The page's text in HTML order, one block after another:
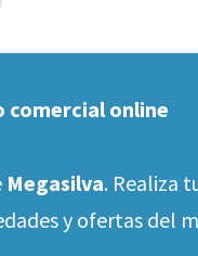
comercial online
Megasilva. Realiza
y ofertas del